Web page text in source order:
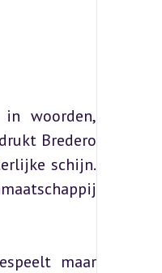
woorden,
Bredero
schijn.
maar